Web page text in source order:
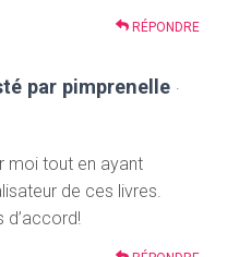
RÉPONDRE
par pimprenelle ·
moi tout en ayant
de ces livres.
d’accord!